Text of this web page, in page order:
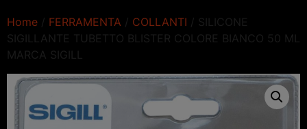
Home / FERRAMENTA / COLLANTI / SILICONE
SIGILLANTE TUBETTO BLISTER COLORE BIANCO 50 ML
MARCA SIGILL